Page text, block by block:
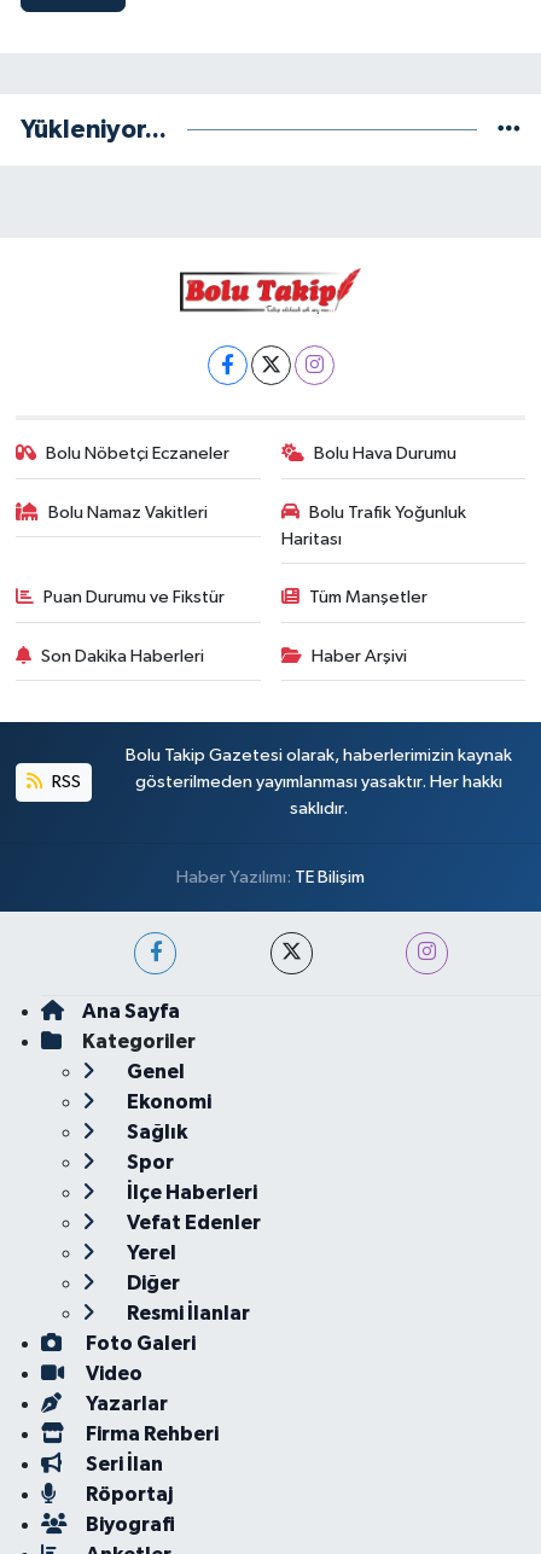
Yükleniyor...
Bolu Nöbetçi Eczaneler Bolu Hava Durumu
Bolu Namaz Vakitleri
Bolu Trafik Yoğunluk
Haritası
Puan Durumu ve Fikstür Tüm Manşetler
Son Dakika Haberleri Haber Arşivi
RSS
Bolu Takip Gazetesi olarak, haberlerimizin kaynak
gösterilmeden yayımlanması yasaktır. Her hakkı
saklıdır.
Haber Yazılımı: TE Bilişim
Ana Sayfa
Kategoriler
Genel
Ekonomi
Sağlık
Spor
İlçe Haberleri
Vefat Edenler
Yerel
Diğer
Resmi İlanlar
Foto Galeri
Video
Yazarlar
Firma Rehberi
Seri İlan
Röportaj
Biyografi